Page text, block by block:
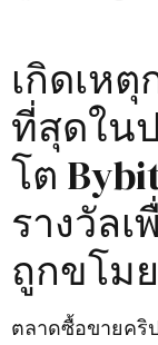
เกิดเห
ที่สุดใน
โต
รางวัล
ถูกขโม
ตลาดซื้อขายคริ